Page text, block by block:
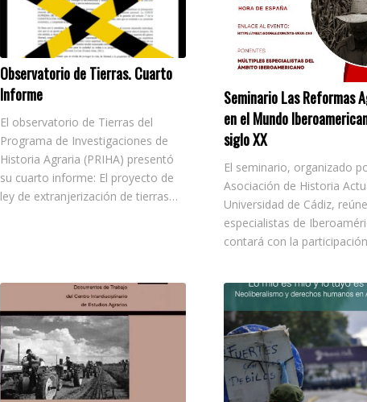
Observatorio de Tierras. Cuarto
Informe
El observatorio de Tierras del
Programa de Investigaciones de
Historia Agraria (PRIHA) presentó
su cuarto informe: El proyecto de
ley de extranjerización de tierras…
Seminario Las Reformas
en el Mundo
siglo XX
El seminario, organizado
Asociación de Historia
Universidad de Cádiz,
especialistas de
contará con la